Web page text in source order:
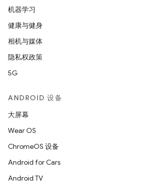
机器学习
健康与健身
相机与媒体
隐私权政策
5G
ANDROID 设备
大屏幕
Wear OS
ChromeOS 设备
Android for Cars
Android TV